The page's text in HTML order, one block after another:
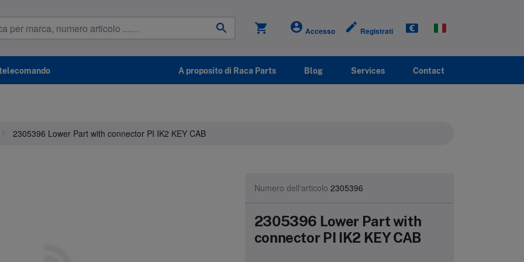
shopping_cart account_circle Accesso create Registrati
A proposito di Raca Parts Blog Services Contact
2305396 Lower Part with connector PI IK2 KEY CAB
Numero dell'articolo 2305396
2305396 Lower Part with
connector PI IK2 KEY CAB